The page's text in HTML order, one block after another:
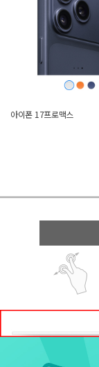
아이폰 17프로맥스